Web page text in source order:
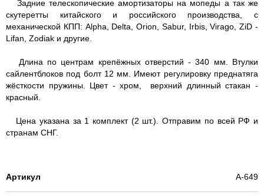
Задние телескопические амортизаторы на мопеды а так же
скутеретты китайского и российского производства, с
механической КПП: Alpha, Delta, Orion, Sabur, Irbis, Virago, ZiD -
Lifan, Zodiak и другие.
Длина по центрам крепёжных отверстий - 340 мм. Втулки
сайлентблоков под болт 12 мм. Имеют регулировку преднатяга
жёсткости пружины. Цвет - хром, верхний длинный стакан -
красный.
Цена указана за 1 комплект (2 шт.). Отправим по всей РФ и
странам СНГ.
Артикул A-649